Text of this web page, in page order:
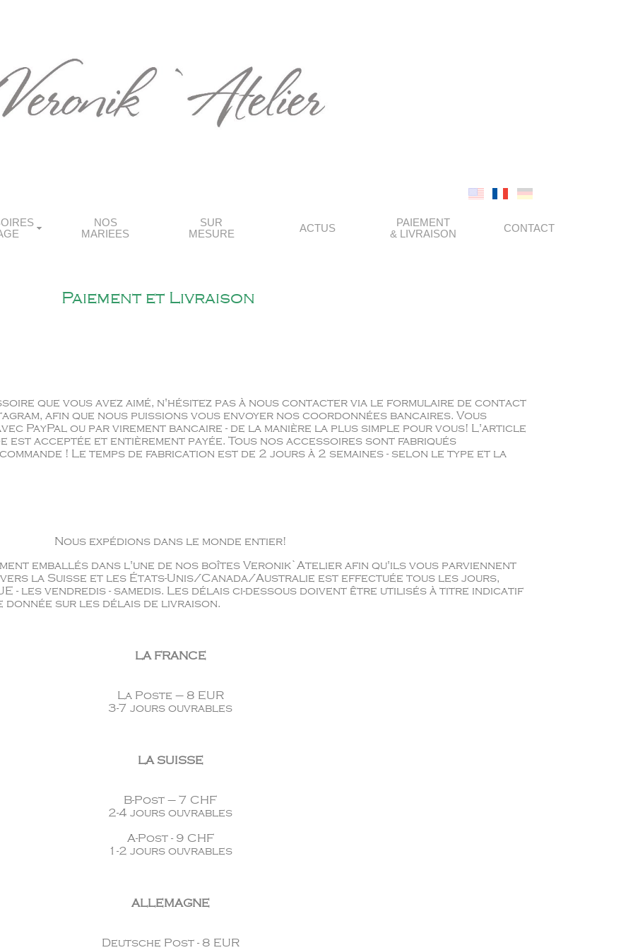
NOS
MARIEES
SUR
MESURE
ACTUS
PAIEMENT
& LIVRAISON
CONTACT
Paiement et Livraison
que vous avez aimé, n'hésitez pas à nous contacter via le formulaire de contact
afin que nous puissions vous envoyer nos coordonnées bancaires. Vous
PayPal ou par virement bancaire - de la manière la plus simple pour vous! L'article
est acceptée et entièrement payée. Tous nos accessoires sont fabriqués
! Le temps de fabrication est de 2 jours à 2 semaines - selon le type et la
Nous expédions dans le monde entier!
emballés dans l'une de nos boîtes Veronik`Atelier afin qu'ils vous parviennent
la Suisse et les États-Unis/Canada/Australie est effectuée tous les jours,
- les vendredis - samedis. Les délais ci-dessous doivent être utilisés à titre indicatif
donnée sur les délais de livraison.
LA FRANCE
La Poste – 8 EUR
3-7 jours ouvrables
LA SUISSE
B-Post – 7 CHF
2-4 jours ouvrables
A-Post - 9 CHF
1-2 jours ouvrables
ALLEMAGNE
Deutsche Post - 8 EUR